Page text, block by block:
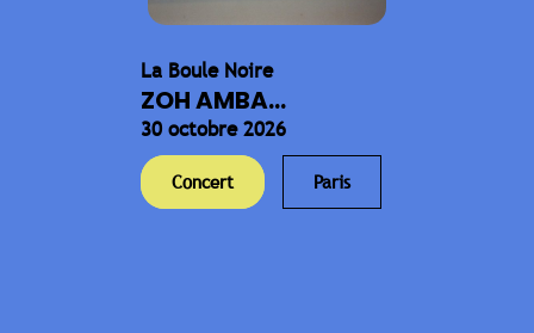
La Boule Noire
ZOH AMBA...
30 octobre 2026
Concert Paris